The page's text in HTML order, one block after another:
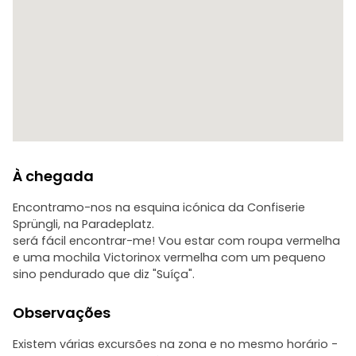
À chegada
Encontramo-nos na esquina icónica da Confiserie
Sprüngli, na Paradeplatz.
será fácil encontrar-me! Vou estar com roupa vermelha
e uma mochila Victorinox vermelha com um pequeno
sino pendurado que diz "Suíça".
Observações
Existem várias excursões na zona e no mesmo horário -